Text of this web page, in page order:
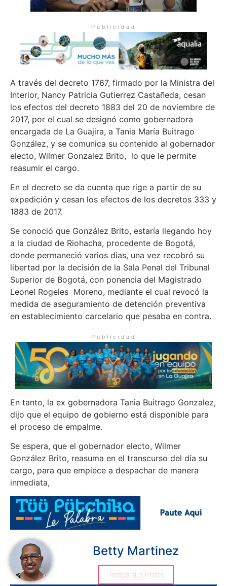
Publicidad
A través del decreto 1767, firmado por la Ministra del
Interior, Nancy Patricia Gutierrez Castañeda, cesan
los efectos del decreto 1883 del 20 de noviembre de
2017, por el cual se designó como gobernadora
encargada de La Guajira, a Tania María Buitrago
González, y se comunica su contenido al gobernador
electo, Wilmer Gonzalez Brito, lo que le permite
reasumir el cargo.
En el decreto se da cuenta que rige a partir de su
expedición y cesan los efectos de los decretos 333 y
1883 de 2017.
Se conoció que González Brito, estaría llegando hoy
a la ciudad de Riohacha, procedente de Bogotá,
donde permaneció varios dias, una vez recobró su
libertad por la decisión de la Sala Penal del Tribunal
Superior de Bogotá, con ponencia del Magistrado
Leonel Rogeles Moreno, mediante el cual revocó la
medida de aseguramiento de detención preventiva
en establecimiento carcelario que pesaba en contra.
Publicidad
En tanto, la ex gobernadora Tania Buitrago Gonzalez,
dijo que el equipo de gobierno está disponible para
el proceso de empalme.
Se espera, que el gobernador electo, Wilmer
González Brito, reasuma en el transcurso del día su
cargo, para que empiece a despachar de manera
inmediata,
Betty Martinez
Todos sus Posts